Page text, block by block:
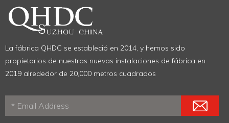
La fábrica QHDC se estableció en 2014, y hemos sido
propietarios de nuestras nuevas instalaciones de fábrica en
2019 alrededor de 20,000 metros cuadrados